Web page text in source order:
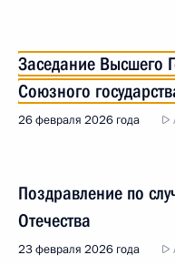
Заседание Высшего
Союзного
26 февраля 2026 года
Поздравление по
Отечества
23 февраля 2026 года